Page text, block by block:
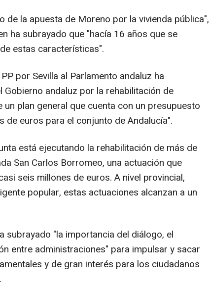
de la apuesta de Moreno por la vivienda pública",
ha subrayado que "hacía 16 años que se
estas características".
por Sevilla al Parlamento andaluz ha
Gobierno andaluz por la rehabilitación de
un plan general que cuenta con un presupuesto
de euros para el conjunto de Andalucía".
está ejecutando la rehabilitación de más de
San Carlos Borromeo, una actuación que
seis millones de euros. A nivel provincial,
popular, estas actuaciones alcanzan a un
subrayado "la importancia del diálogo, el
entre administraciones" para impulsar y sacar
y de gran interés para los ciudadanos